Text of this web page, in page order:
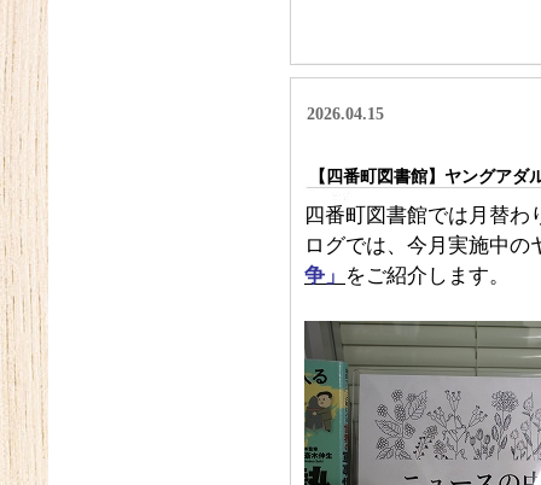
2026.04.15
【四番町図書館】ヤングア
四番町図書館では月替わ
ログでは、今月実施中の
争」 をご紹介します。